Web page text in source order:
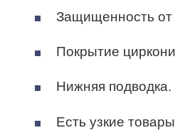
Защищенность от
Покрытие
Нижняя подводка.
Есть узкие